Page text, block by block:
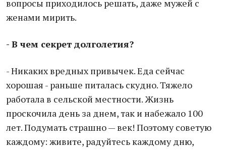
вопросы приходилось решать, даже мужей с
женами мирить.
- В чем секрет долголетия?
- Никаких вредных привычек. Еда сейчас
хорошая - раньше питалась скудно. Тяжело
работала в сельской местности. Жизнь
проскочила день за днем, так и набежало 100
лет. Подумать страшно — век! Поэтому советую
каждому: живите, радуйтесь каждому дню,